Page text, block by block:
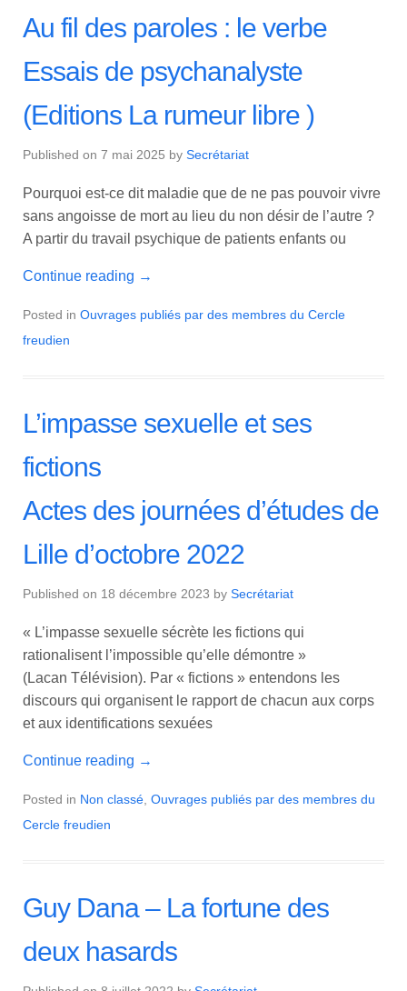
Au fil des paroles : le verbe
Essais de psychanalyste
(Editions La rumeur libre )
Published on 7 mai 2025 by Secrétariat
Pourquoi est-ce dit maladie que de ne pas pouvoir vivre
sans angoisse de mort au lieu du non désir de l’autre ?
A partir du travail psychique de patients enfants ou
Continue reading →
Posted in Ouvrages publiés par des membres du Cercle
freudien
L’impasse sexuelle et ses
fictions
Actes des journées d’études de
Lille d’octobre 2022
Published on 18 décembre 2023 by Secrétariat
« L’impasse sexuelle sécrète les fictions qui
rationalisent l’impossible qu’elle démontre »
(Lacan Télévision). Par « fictions » entendons les
discours qui organisent le rapport de chacun aux corps
et aux identifications sexuées
Continue reading →
Posted in Non classé Ouvrages publiés par des membres du
Cercle freudien
Guy Dana – La fortune des
deux hasards